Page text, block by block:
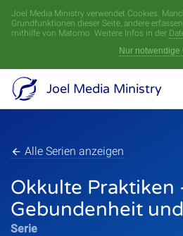
Joel Media Ministry verwendet Cookies.
Grundfunktionen dieser Seite, andere
mithilfe von Matomo. Weitere Infos in der
Nur
Joel Media Ministry
Alle Serien anzeigen
Okkulte Praktiken
Gebundenheit
Serie